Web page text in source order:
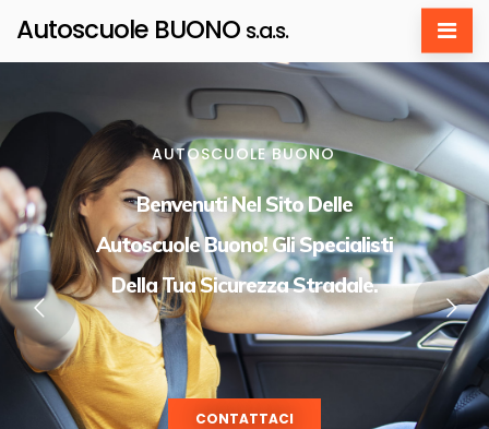
Autoscuole BUONO s.a.s.
AUTOSCUOLE BUONO
Benvenuti Nel Sito Delle
Autoscuole Buono! Gli Specialisti
Della Tua Sicurezza Stradale.
CONTATTACI